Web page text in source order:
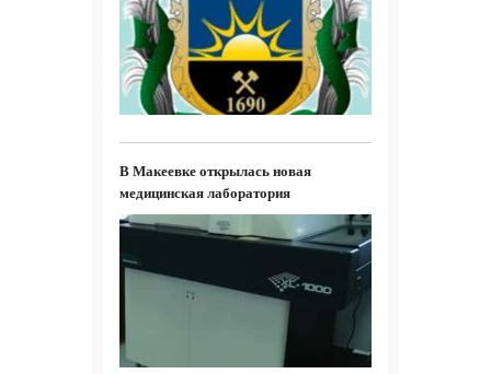
В Макеевке открылась новая
медицинская лаборатория